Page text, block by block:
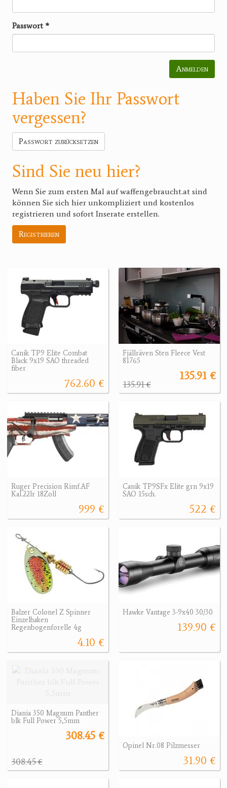
Passwort *
Anmelden
Haben Sie Ihr Passwort
vergessen?
Passwort zurücksetzen
Sind Sie neu hier?
Wenn Sie zum ersten Mal auf waffengebraucht.at sind
können Sie sich hier unkompliziert und kostenlos
registrieren und sofort Inserate erstellen.
Registrieren
Canik TP9 Elite Combat
Black 9x19 SAO threaded
fiber
762.60 €
Fjällräven Sten Fleece Vest
81765
135.91 €
135.91 €
Ruger Precision Rimf.AF
Kal.22lr 18Zoll
999 €
Canik TP9SFx Elite grn 9x19
SAO 15sch.
522 €
Balzer Colonel Z Spinner
Einzelhaken
Regenbogenforelle 4g
4.10 €
Hawke Vantage 3-9x40 30/30
139.90 €
Diania 350 Magnum Panther
blk Full Power 5,5mm
308.45 €
308.45 €
Opinel Nr.08 Pilzmesser
31.90 €